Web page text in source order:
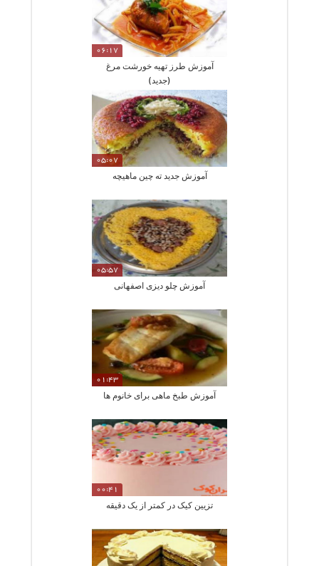
06:17
آموزش طرز تهیه خورشت مرغ
(جدید)
05:07
آموزش جدید ته چین ماهیچه
05:57
آموزش چلو دیزی اصفهانی
01:43
آموزش طبخ ماهی برای خانوم ها
00:41
تزیین کیک در کمتر از یک دقیقه